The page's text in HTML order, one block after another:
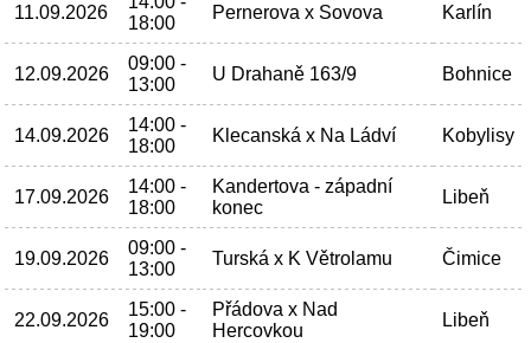
11.09.2026
18:00
Pernerova x Sovova Karlín
12.09.2026
09:00 -
13:00
U Drahaně 163/9 Bohnice
14.09.2026
14:00 -
18:00
Klecanská x Na Ládví Kobylisy
17.09.2026
14:00 -
18:00
Kandertova - západní
konec
Libeň
19.09.2026
09:00 -
13:00
Turská x K Větrolamu Čimice
22.09.2026
15:00 -
19:00
Přádova x Nad
Hercovkou
Libeň